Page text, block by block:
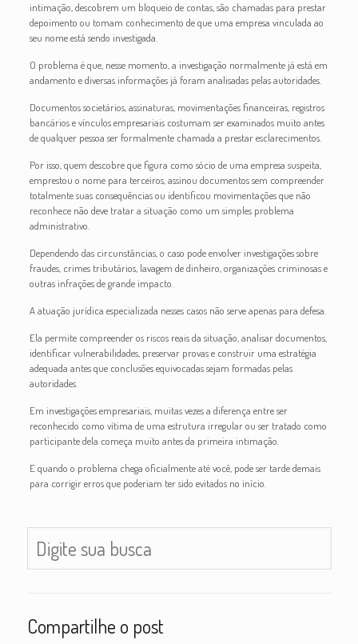
intimação, descobrem um bloqueio de contas, são chamadas para prestar
depoimento ou tomam conhecimento de que uma empresa vinculada ao
seu nome está sendo investigada.
O problema é que, nesse momento, a investigação normalmente já está em
andamento e diversas informações já foram analisadas pelas autoridades.
Documentos societários, assinaturas, movimentações financeiras, registros
bancários e vínculos empresariais costumam ser examinados muito antes
de qualquer pessoa ser formalmente chamada a prestar esclarecimentos.
Por isso, quem descobre que figura como sócio de uma empresa suspeita,
emprestou o nome para terceiros, assinou documentos sem compreender
totalmente suas consequências ou identificou movimentações que não
reconhece não deve tratar a situação como um simples problema
administrativo.
Dependendo das circunstâncias, o caso pode envolver investigações sobre
fraudes, crimes tributários, lavagem de dinheiro, organizações criminosas e
outras infrações de grande impacto.
A atuação jurídica especializada nesses casos não serve apenas para defesa.
Ela permite compreender os riscos reais da situação, analisar documentos,
identificar vulnerabilidades, preservar provas e construir uma estratégia
adequada antes que conclusões equivocadas sejam formadas pelas
autoridades.
Em investigações empresariais, muitas vezes a diferença entre ser
reconhecido como vítima de uma estrutura irregular ou ser tratado como
participante dela começa muito antes da primeira intimação.
E quando o problema chega oficialmente até você, pode ser tarde demais
para corrigir erros que poderiam ter sido evitados no início.
Compartilhe o post